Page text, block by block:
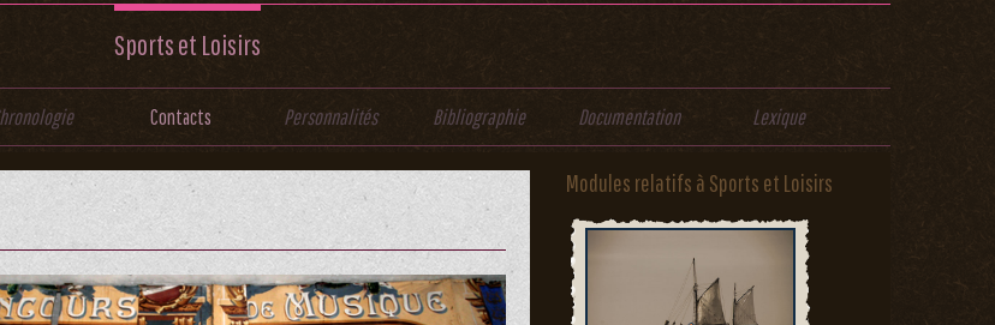
Sports et Loisirs
Contacts Personnalités Bibliographie Documentation Lexique
Modules relatifs à Sports et Loisirs